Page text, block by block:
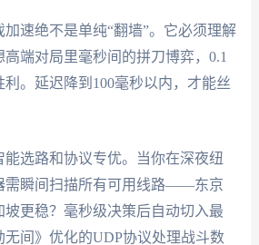
速绝不是单纯“翻墙”。它必须理解
端对局里毫秒间的拼刀博弈，0.1
。延迟降到100毫秒以内，才能丝
选路和协议专优。当你在深夜纽
需瞬间扫描所有可用线路——东京
坡更稳？毫秒级决策后自动切入最
间》优化的UDP协议处理战斗数